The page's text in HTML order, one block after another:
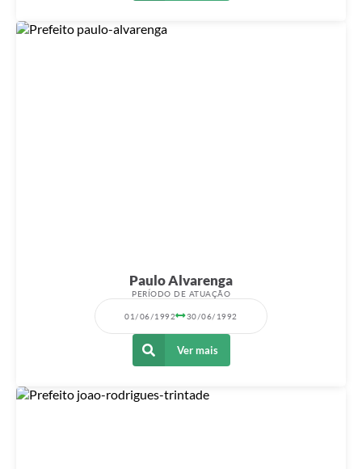
Paulo Alvarenga
PERÍODO DE ATUAÇÃO
01/06/1992 30/06/1992
Ver mais